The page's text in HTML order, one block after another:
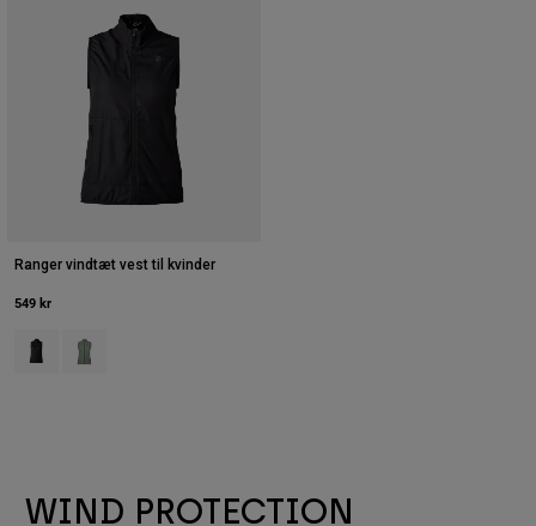
Ranger vindtæt vest til kvinder
549 kr
Product swatch type of Sort.
Product swatch type of Moss grøn.
WIND PROTECTION